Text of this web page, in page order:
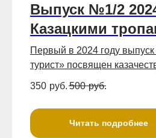
Выпуск №1/2
Казацкими
Первый в 2024 году
турист» посвящен
350 руб. 500 руб.
Читать подробнее